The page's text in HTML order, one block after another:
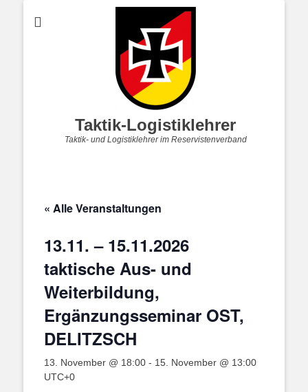
Taktik-Logistiklehrer
Taktik- und Logistiklehrer im Reservistenverband
« Alle Veranstaltungen
13.11. – 15.11.2026
taktische Aus- und
Weiterbildung,
Ergänzungsseminar OST,
DELITZSCH
13. November @ 18:00 - 15. November @ 13:00
UTC+0